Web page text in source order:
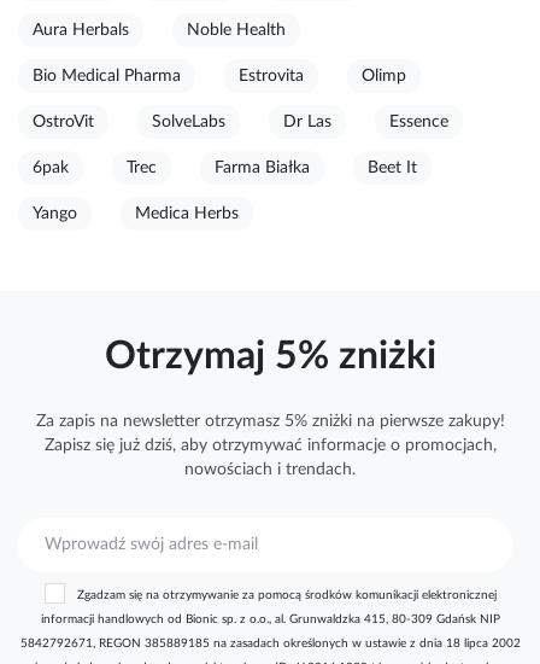
Aura Herbals Noble Health
Bio Medical Pharma Estrovita Olimp
OstroVit SolveLabs Dr Las Essence
6pak Trec Farma Białka Beet It
Yango Medica Herbs
Otrzymaj 5% zniżki
Za zapis na newsletter otrzymasz 5% zniżki na pierwsze zakupy!
Zapisz się już dziś, aby otrzymywać informacjeo promocjach,
nowościach i trendach.
r
Zgadzam się na otrzymywanie za pomocą środków komunikacji elektronicznej
informacji handlowych od Bionic sp. z o.o., al. Grunwaldzka 415, 80-309 Gdańsk NIP
5842792671, REGON 385889185 na zasadach określonych w ustawie z dnia 18 lipca 2002